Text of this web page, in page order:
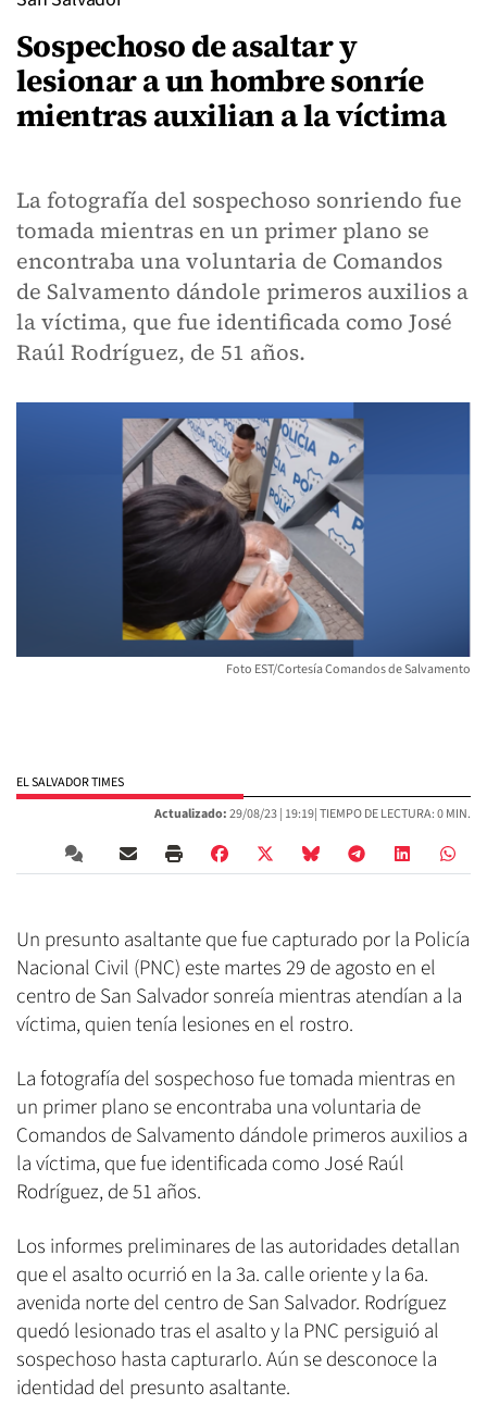
Sospechoso de asaltar y
lesionar a un hombre sonríe
mientras auxilian a la víctima
La fotografía del sospechoso sonriendo fue
tomada mientras en un primer plano se
encontraba una voluntaria de Comandos
de Salvamento dándole primeros auxilios a
la víctima, que fue identificada como José
Raúl Rodríguez, de 51 años.
Foto EST/Cortesía Comandos de Salvamento
EL SALVADOR TIMES
Actualizado:29/08/23 | 19:19| TIEMPO DE LECTURA: 0 MIN.
Un presunto asaltante que fue capturado por la Policía
Nacional Civil (PNC) este martes 29 de agosto en el
centro de San Salvador sonreía mientras atendían a la
víctima, quien tenía lesiones en el rostro.
La fotografía del sospechoso fue tomada mientras en
un primer plano se encontraba una voluntaria de
Comandos de Salvamento dándole primeros auxilios a
la víctima, que fue identificada como José Raúl
Rodríguez, de 51 años.
Los informes preliminares de las autoridades detallan
que el asalto ocurrió en la 3a. calle oriente y la 6a.
avenida norte del centro de San Salvador. Rodríguez
quedó lesionado tras el asalto y la PNC persiguió al
sospechoso hasta capturarlo. Aún se desconoce la
identidad del presunto asaltante.